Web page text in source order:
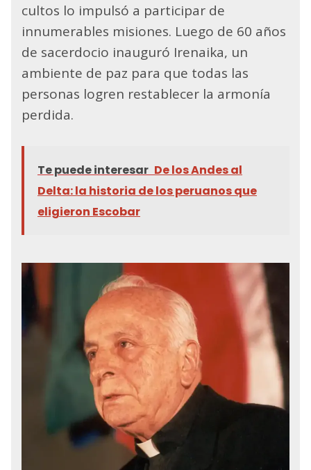
cultos lo impulsó a participar de
innumerables misiones. Luego de 60 años
de sacerdocio inauguró Irenaika, un
ambiente de paz para que todas las
personas logren restablecer la armonía
perdida.
Te puede interesar De los Andes al
Delta: la historia de los peruanos que
eligieron Escobar